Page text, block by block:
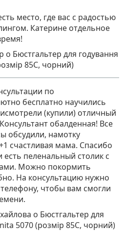
место, где вас с радостью
Катерине отдельное
о Бюстгальтер для годування
85C, чорний)
по
бесплатно научились
(купили) отличный
обалденная! Все
обсудили, намотку
счастливая мама. Спасибо
пеленальный столик с
Можно покормить
На консультацию нужно
чтобы вам смогли
о Бюстгальтер для
5070 (розмір 85C, чорний)